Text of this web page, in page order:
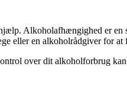
Alkoholafhængighed er
eller en alkoholrådgiver for at
over dit alkoholforbrug